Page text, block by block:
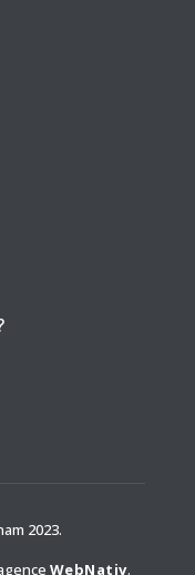
2023.
WebNativ.